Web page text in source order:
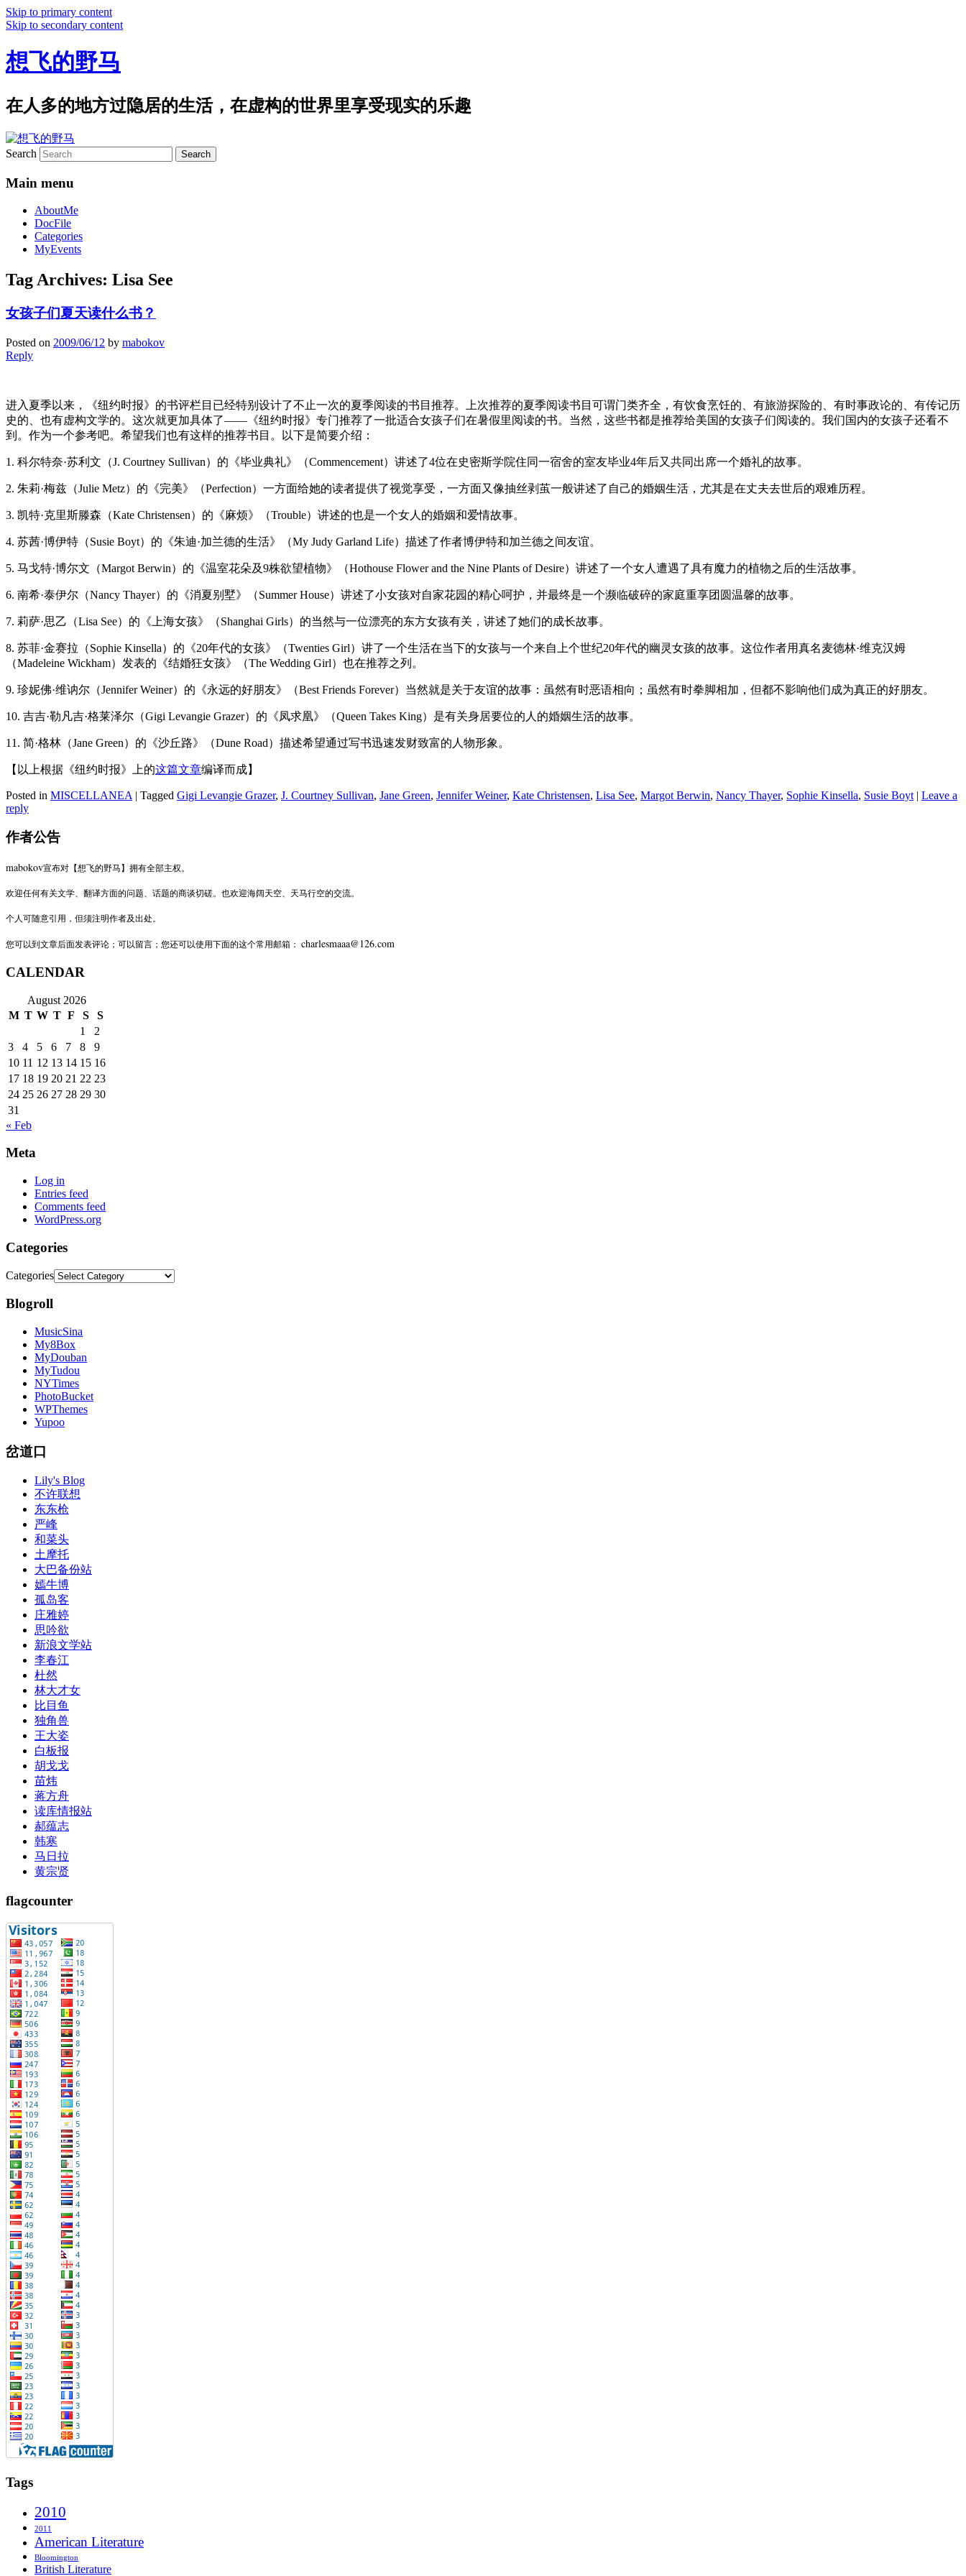
Skip to primary content
Skip to secondary content
想飞的野马
在人多的地方过隐居的生活，在虚构的世界里享受现实的乐趣
Search
Main menu
AboutMe
DocFile
Categories
MyEvents
Tag Archives: Lisa See
女孩子们夏天读什么书？
Posted on 2009/06/12 by mabokov
Reply
进入夏季以来，《纽约时报》的书评栏目已经特别设计了不止一次的夏季阅读的书目推荐。上次推荐的夏季阅读书目可谓门类齐全，有饮食烹饪的、有旅游探险的、有时事政论的、有传记历
史的、也有虚构文学的。这次就更加具体了——《纽约时报》专门推荐了一批适合女孩子们在暑假里阅读的书。当然，这些书都是推荐给美国的女孩子们阅读的。我们国内的女孩子还看不
到。作为一个参考吧。希望我们也有这样的推荐书目。以下是简要介绍：
1. 科尔特奈·苏利文（J. Courtney Sullivan）的《毕业典礼》（Commencement）讲述了4位在史密斯学院住同一宿舍的室友毕业4年后又共同出席一个婚礼的故事。
2. 朱莉·梅兹（Julie Metz）的《完美》（Perfection）一方面给她的读者提供了视觉享受，一方面又像抽丝剥茧一般讲述了自己的婚姻生活，尤其是在丈夫去世后的艰难历程。
3. 凯特·克里斯滕森（Kate Christensen）的《麻烦》（Trouble）讲述的也是一个女人的婚姻和爱情故事。
4. 苏茜·博伊特（Susie Boyt）的《朱迪·加兰德的生活》（My Judy Garland Life）描述了作者博伊特和加兰德之间友谊。
5. 马戈特·博尔文（Margot Berwin）的《温室花朵及9株欲望植物》（Hothouse Flower and the Nine Plants of Desire）讲述了一个女人遭遇了具有魔力的植物之后的生活故事。
6. 南希·泰伊尔（Nancy Thayer）的《消夏别墅》（Summer House）讲述了小女孩对自家花园的精心呵护，并最终是一个濒临破碎的家庭重享团圆温馨的故事。
7. 莉萨·思乙（Lisa See）的《上海女孩》（Shanghai Girls）的当然与一位漂亮的东方女孩有关，讲述了她们的成长故事。
8. 苏菲·金赛拉（Sophie Kinsella）的《20年代的女孩》（Twenties Girl）讲了一个生活在当下的女孩与一个来自上个世纪20年代的幽灵女孩的故事。这位作者用真名麦德林·维克汉姆
（Madeleine Wickham）发表的《结婚狂女孩》（The Wedding Girl）也在推荐之列。
9. 珍妮佛·维讷尔（Jennifer Weiner）的《永远的好朋友》（Best Friends Forever）当然就是关于友谊的故事：虽然有时恶语相向；虽然有时拳脚相加，但都不影响他们成为真正的好朋友。
10. 吉吉·勒凡吉·格莱泽尔（Gigi Levangie Grazer）的《凤求凰》（Queen Takes King）是有关身居要位的人的婚姻生活的故事。
11. 简·格林（Jane Green）的《沙丘路》（Dune Road）描述希望通过写书迅速发财致富的人物形象。
【以上根据《纽约时报》上的这篇文章编译而成】
Posted in MISCELLANEA | Tagged Gigi Levangie Grazer, J. Courtney Sullivan, Jane Green, Jennifer Weiner, Kate Christensen, Lisa See, Margot Berwin, Nancy Thayer, Sophie Kinsella, Susie Boyt | Leave a
reply
作者公告
mabokov宣布对【想飞的野马】拥有全部主权。
欢迎任何有关文学、翻译方面的问题、话题的商谈切磋。也欢迎海阔天空、天马行空的交流。
个人可随意引用，但须注明作者及出处。
您可以到文章后面发表评论；可以留言；您还可以使用下面的这个常用邮箱： charlesmaaa@126.com
CALENDAR
August 2026
M T W T F S
S
1
2
3
4 5 6 7 8
9
10 11 12 13 14 15 16
17 18 19 20 21 22 23
24 25 26 27 28 29 30
31
« Feb
Meta
Log in
Entries feed
Comments feed
WordPress.org
Categories
Categories
Blogroll
MusicSina
My8Box
MyDouban
MyTudou
NYTimes
PhotoBucket
WPThemes
Yupoo
岔道口
Lily's Blog
不许联想
东东枪
严峰
和菜头
土摩托
大巴备份站
嫣牛博
孤岛客
庄雅婷
思吟欲
新浪文学站
李春江
杜然
林大才女
比目鱼
独角兽
王大姿
白板报
胡戈戈
苗炜
蒋方舟
读库情报站
郝蕴志
韩寒
马日拉
黄宗贤
flagcounter
Tags
2010
2011
American Literature
Bloomington
British Literature